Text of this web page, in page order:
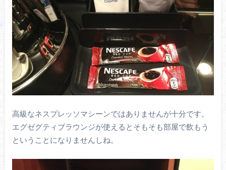
高級なネスプレッソマシーンではありませんが十分です。
エグゼグティブラウンジが使えるとそもそも部屋で飲もう
ということになりませんしね。